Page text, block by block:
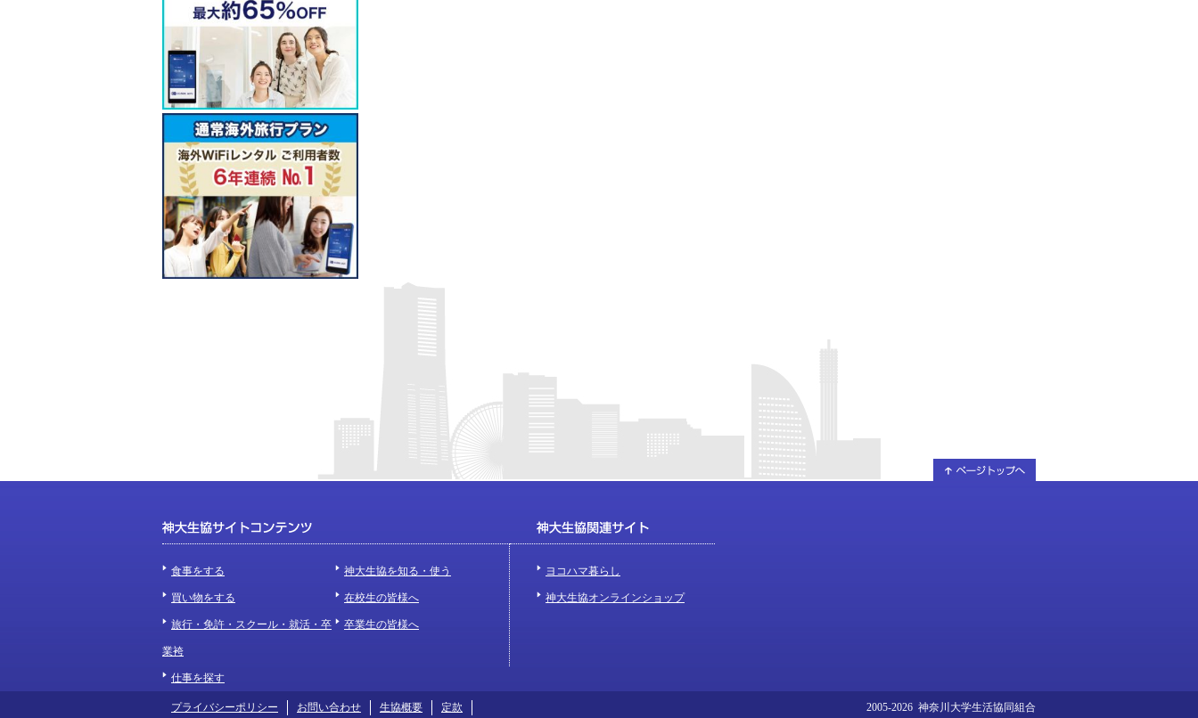
食事をする
買い物をする
旅行・免許・スクール・就活・卒
業袴
仕事を探す
神大生協を知る・使う
在校生の皆様へ
卒業生の皆様へ
ヨコハマ暮らし
神大生協オンラインショップ
プライバシーポリシー お問い合わせ 生協概要 定款 2005-2026 神奈川大学生活協同組合